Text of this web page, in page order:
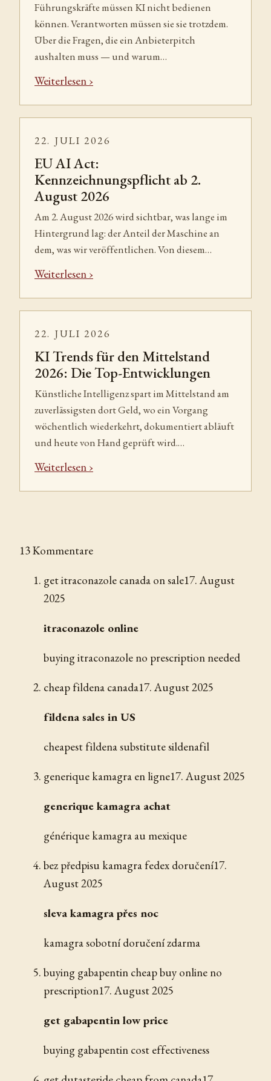
Führungskräfte müssen KI nicht bedienen
können. Verantworten müssen sie sie trotzdem.
Über die Fragen, die ein Anbieterpitch
aushalten muss — und warum…
Weiterlesen
22. JULI 2026
EU AI Act:
Kennzeichnungspflicht ab 2.
August 2026
Am 2. August 2026 wird sichtbar, was lange im
Hintergrund lag: der Anteil der Maschine an
dem, was wir veröffentlichen. Von diesem…
Weiterlesen
22. JULI 2026
KI Trends für den Mittelstand
2026: Die Top-Entwicklungen
Künstliche Intelligenz spart im Mittelstand am
zuverlässigsten dort Geld, wo ein Vorgang
wöchentlich wiederkehrt, dokumentiert abläuft
und heute von Hand geprüft wird.…
Weiterlesen
13 Kommentare
get itraconazole canada on sale17. August
2025
itraconazole online
buying itraconazole no prescription needed
cheap fildena canada17. August 2025
fildena sales in US
cheapest fildena substitute sildenafil
generique kamagra en ligne17. August 2025
generique kamagra achat
générique kamagra au mexique
bez předpisu kamagra fedex doručení17.
August 2025
sleva kamagra přes noc
kamagra sobotní doručení zdarma
buying gabapentin cheap buy online no
prescription17. August 2025
get gabapentin low price
buying gabapentin cost effectiveness